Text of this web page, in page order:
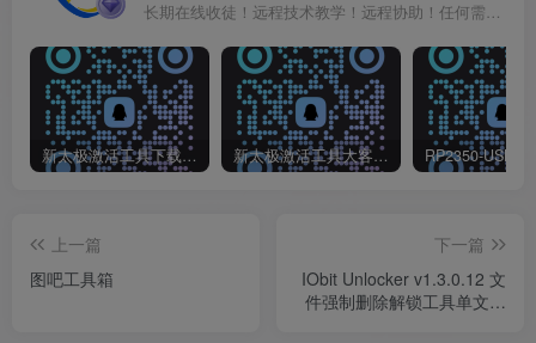
长期在线收徒！远程技术教学！远程协助！任何需要请进群联系我！
新太极激活工具下载/教程/充值/开户(QQ交流群号:523943346) 新太极激活工具大客户洽谈（QQ官方交流群：523943346）
上一篇
图吧工具箱
下一篇
IObit Unlocker v1.3.0.12 文
件强制删除解锁工具单文件